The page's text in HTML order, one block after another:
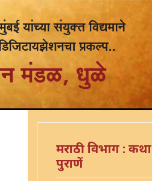
मराठी विभाग : कथा
पुराणें